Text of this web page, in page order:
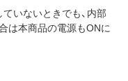
いないときでも、内部
は本商品の電源もONに